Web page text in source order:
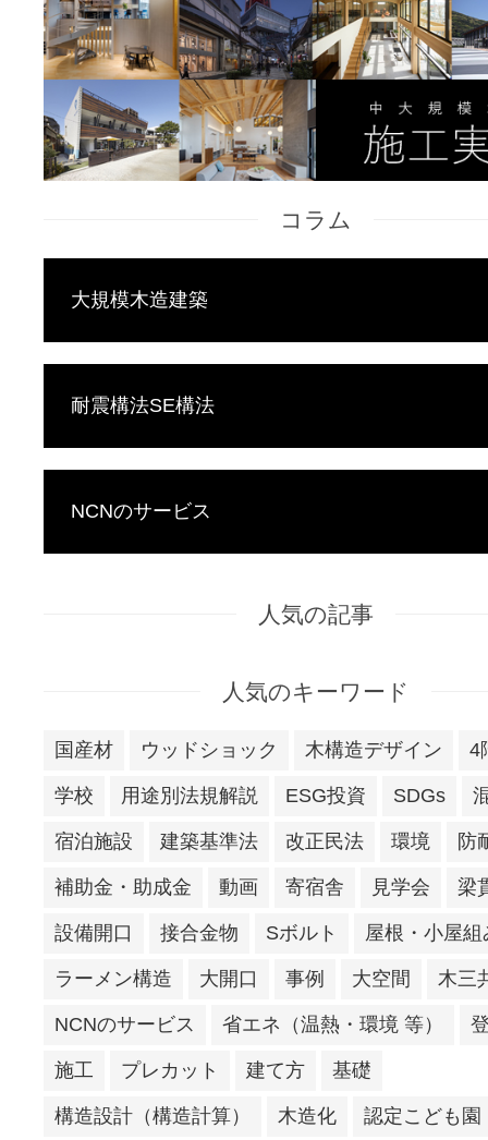
コラム
大規模木造建築
耐震構法SE構法
NCNのサービス
人気の記事
人気のキーワード
国産材 ウッドショック 木構造デザイン 4
学校 用途別法規解説 ESG投資 SDGs
宿泊施設 建築基準法 改正民法 環境 防
補助金・助成金 動画 寄宿舎 見学会 梁
設備開口 接合金物 Sボルト 屋根・小屋組
ラーメン構造 大開口 事例 大空間 木三
NCNのサービス 省エネ（温熱・環境 等）
施工 プレカット 建て方 基礎
構造設計（構造計算） 木造化 認定こども園